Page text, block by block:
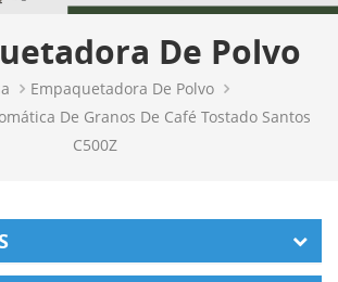
De Polvo
Empaquetadora De Polvo
De Granos De Café Tostado Santos
C500Z